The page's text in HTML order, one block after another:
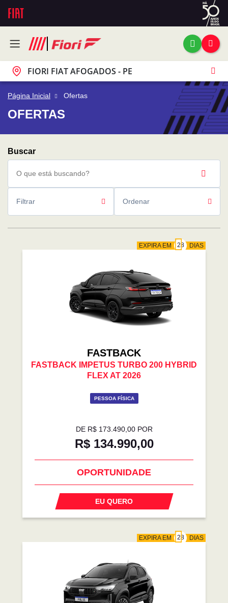
FIORI FIAT AFOGADOS - PE
Página Inicial Ofertas
OFERTAS
Filtrar Ordenar
EXPIRA EM DIAS
FASTBACK
FASTBACK IMPETUS TURBO 200 HYBRID
FLEX AT 2026
PESSOA FÍSICA
DE R$ 173.490,00 POR
R$ 134.990,00
OPORTUNIDADE
EU QUERO
EXPIRA EM DIAS